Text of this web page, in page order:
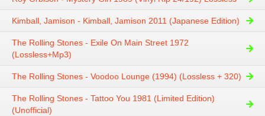
Kimball, Jamison - Kimball, Jamison 2011 (Japanese Edition)
The Rolling Stones - Exile On Main Street 1972
(Lossless+Mp3)
The Rolling Stones - Voodoo Lounge (1994) (Lossless + 320)
The Rolling Stones - Tattoo You 1981 (Limited Edition)
(Unofficial)